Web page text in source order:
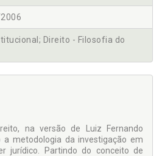
Direito - Filosofia do
na versão de Luiz Fernando
a metodologia da investigação em
jurídico. Partindo do conceito de